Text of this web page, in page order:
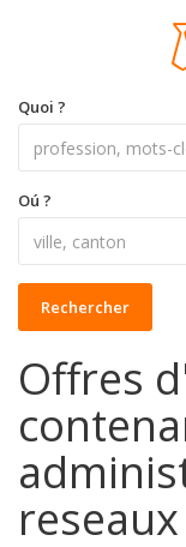
Quoi ?
Oú ?
Rechercher
Offres
reseaux